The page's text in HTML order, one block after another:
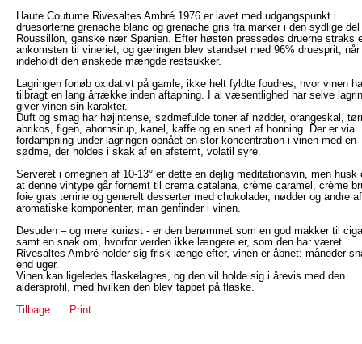
Haute Coutume Rivesaltes Ambré 1976 er lavet med udgangspunkt i
druesorterne grenache blanc og grenache gris fra marker i den sydlige del
Roussillon, ganske nær Spanien. Efter høsten pressedes druerne straks
ankomsten til vineriet, og gæringen blev standset med 96% druesprit, når
indeholdt den ønskede mængde restsukker.
Lagringen forløb oxidativt på gamle, ikke helt fyldte foudres, hvor vinen
tilbragt en lang årrække inden aftapning. I al væsentlighed har selve
giver vinen sin karakter.
Duft og smag har højintense, sødmefulde toner af nødder, orangeskal,
abrikos, figen, ahornsirup, kanel, kaffe og en snert af honning. Der er via
fordampning under lagringen opnået en stor koncentration i vinen med en
sødme, der holdes i skak af en afstemt, volatil syre.
Serveret i omegnen af 10-13° er dette en dejlig meditationsvin, men husk
at denne vintype går fornemt til crema catalana, crème caramel, crème
foie gras terrine og generelt desserter med chokolader, nødder og andre
aromatiske komponenter, man genfinder i vinen.
Desuden – og mere kuriøst - er den berømmet som en god makker til
samt en snak om, hvorfor verden ikke længere er, som den har været.
Rivesaltes Ambré holder sig frisk længe efter, vinen er åbnet: måneder
end uger.
Vinen kan ligeledes flaskelagres, og den vil holde sig i årevis med den
aldersprofil, med hvilken den blev tappet på flaske.
Tilbage
Print